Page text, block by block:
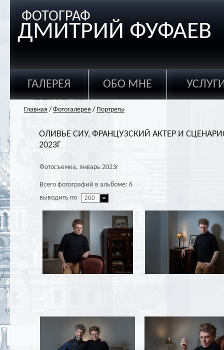
ФОТОГРАФ
ДМИТРИЙ ФУФАЕВ
ГАЛЕРЕЯ ОБО МНЕ
Главная / Фотогалерея / Портреты
ОЛИВЬЕ СИУ, ФРАНЦУЗСКИЙ АКТЕР И
2023Г
Фотосъемка, январь 2023г
Всего фотографий в альбоме: 6
выводить по
200